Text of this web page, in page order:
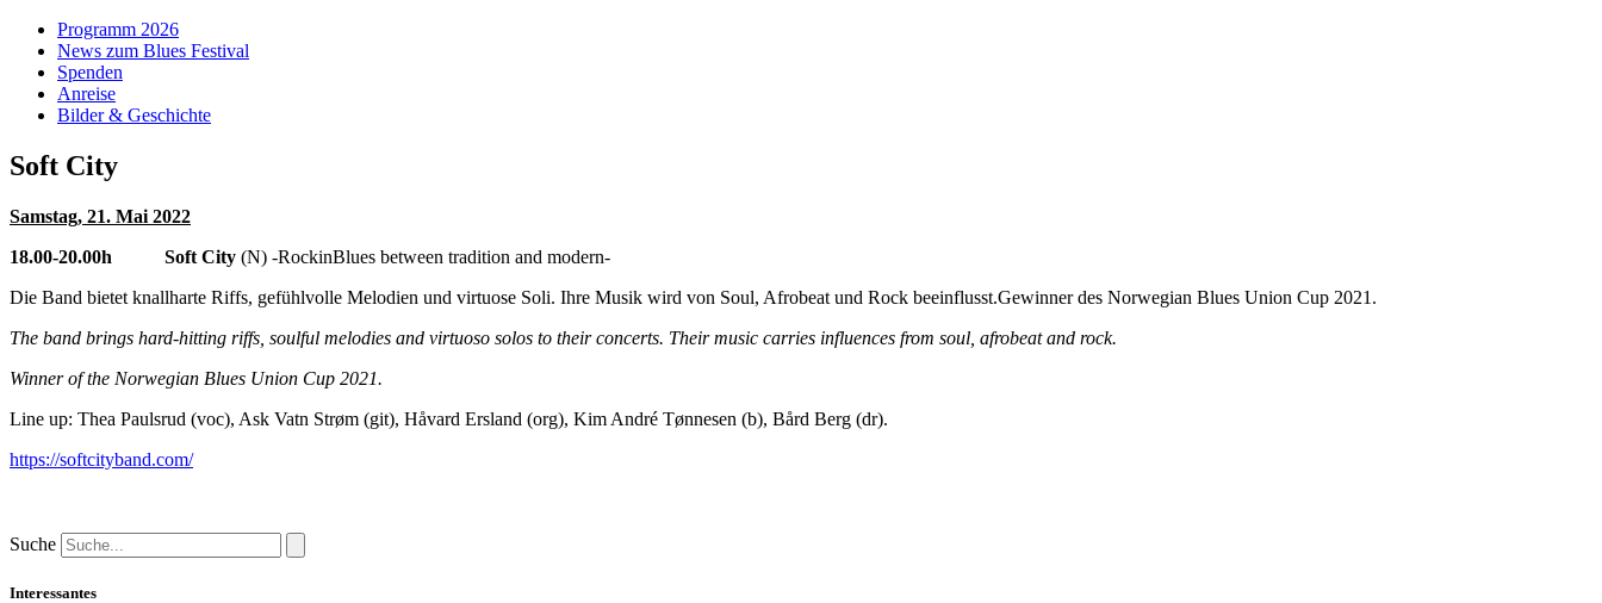
Programm 2026
News zum Blues Festival
Spenden
Anreise
Bilder & Geschichte
Soft City
Samstag, 21. Mai 2022
18.00-20.00h Soft City (N) -RockinBlues between tradition and modern-
Die Band bietet knallharte Riffs, gefühlvolle Melodien und virtuose Soli. Ihre Musik wird von Soul, Afrobeat und Rock beeinflusst.Gewinner des Norwegian Blues Union Cup 2021.
The band brings hard-hitting riffs, soulful melodies and virtuoso solos to their concerts. Their music carries influences from soul, afrobeat and rock.
Winner of the Norwegian Blues Union Cup 2021.
Line up: Thea Paulsrud (voc), Ask Vatn Strøm (git), Håvard Ersland (org), Kim André Tønnesen (b), Bård Berg (dr).
https://softcityband.com/
Suche
Interessantes